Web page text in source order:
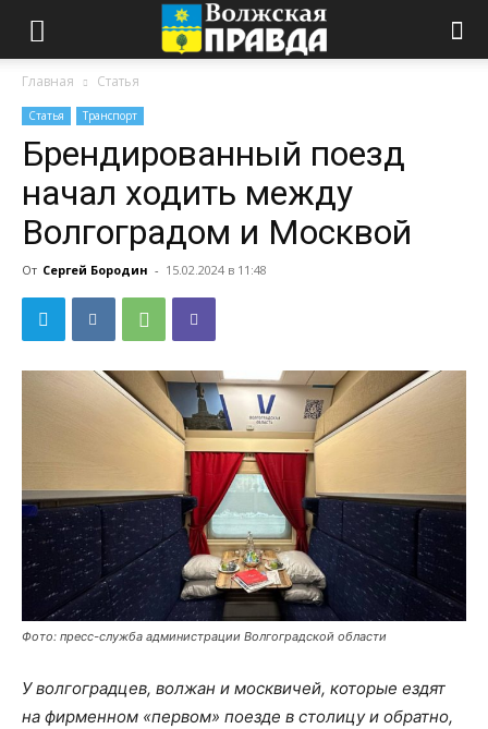
Главная Статья
Статья Транспорт
Брендированный поезд
начал ходить между
Волгоградом и Москвой
От Сергей Бородин - 15.02.2024 в 11:48
Фото: пресс-служба администрации Волгоградской области
У волгоградцев, волжан и москвичей, которые ездят
на фирменном «первом» поезде в столицу и обратно,